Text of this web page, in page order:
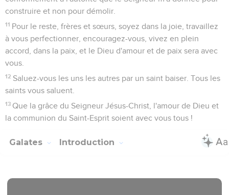
construire et non pour démolir.
11 Pour le reste, frères et sœurs, soyez dans la joie, travaillez
à vous perfectionner, encouragez-vous, vivez en plein
accord, dans la paix, et le Dieu d'amour et de paix sera avec
vous.
12 Saluez-vous les uns les autres par un saint baiser. Tous les
saints vous saluent.
13 Que la grâce du Seigneur Jésus-Christ, l'amour de Dieu et
la communion du Saint-Esprit soient avec vous tous !
Galates Introduction